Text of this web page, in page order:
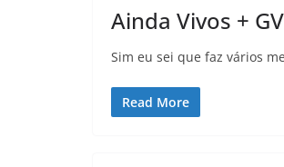
Ainda Vivos +
Sim eu sei que faz vários
Read More